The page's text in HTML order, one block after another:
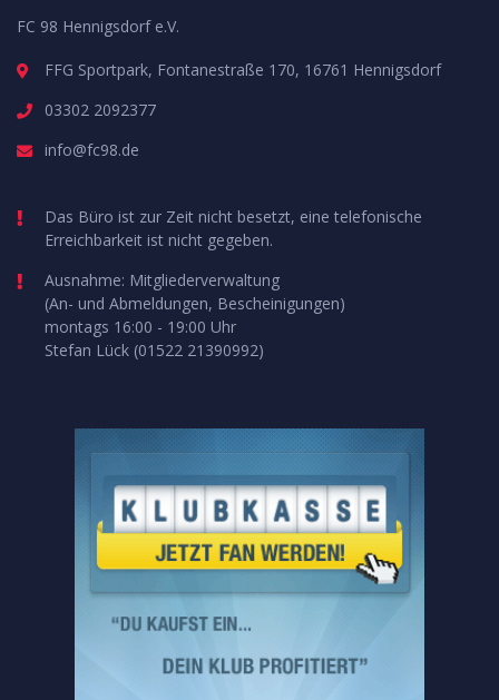
FC 98 Hennigsdorf e.V.
FFG Sportpark, Fontanestraße 170, 16761 Hennigsdorf
03302 2092377
info@fc98.de
Das Büro ist zur Zeit nicht besetzt, eine telefonische
Erreichbarkeit ist nicht gegeben.
Ausnahme: Mitgliederverwaltung
(An- und Abmeldungen, Bescheinigungen)
montags 16:00 - 19:00 Uhr
Stefan Lück (01522 21390992)